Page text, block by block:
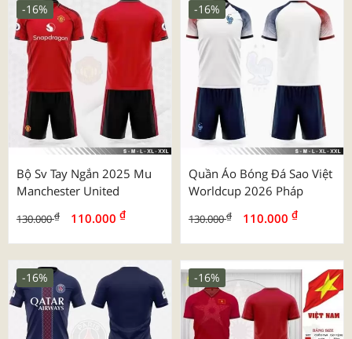
Bộ Sv Tay Ngắn 2025 Mu
Manchester United
130.000₫ 110.000 ₫
-16%
Quần Áo Bóng Đá Sao Việt
Worldcup 2026 Pháp
130.000₫ 110.000 ₫
-16%
-16% -16%